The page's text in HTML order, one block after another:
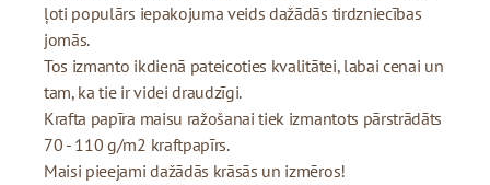
ļoti populārs iepakojuma veids dažādās tirdzniecības
jomās.
Tos izmanto ikdienā pateicoties kvalitātei, labai cenai un
tam, ka tie ir videi draudzīgi.
Krafta papīra maisu ražošanai tiek izmantots pārstrādāts
70 - 110 g/m2 kraftpapīrs.
Maisi pieejami dažādās krāsās un izmēros!